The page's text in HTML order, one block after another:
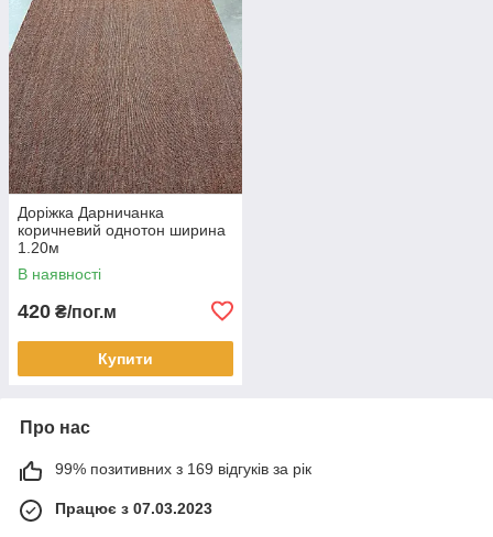
Доріжка Дарничанка
коричневий однотон ширина
1.20м
В наявності
420 ₴/пог.м
Купити
Про нас
99% позитивних з 169 відгуків за рік
Працює з 07.03.2023